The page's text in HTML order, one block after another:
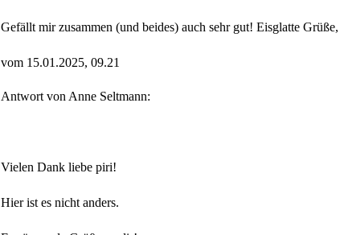
Gefällt mir zusammen (und beides) auch sehr gut! Eisglatte
vom 15.01.2025, 09.21
Antwort von Anne Seltmann:
Vielen Dank liebe piri!
Hier ist es nicht anders.